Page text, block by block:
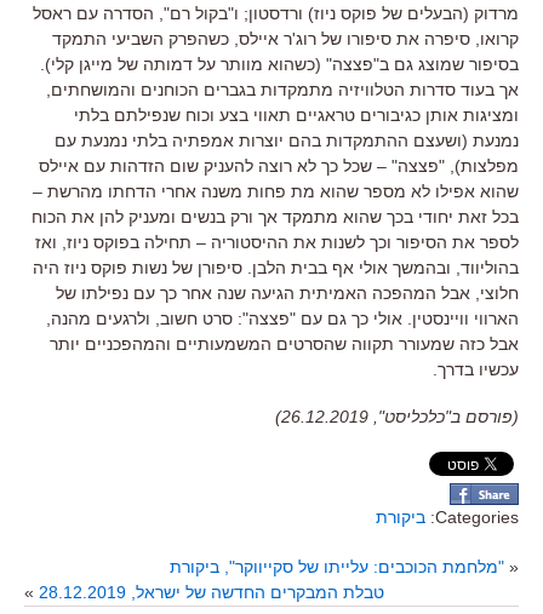
מרדוק (הבעלים של פוקס ניוז) ורדסטון; ו"בקול רם", הסדרה עם ראסל
קרואו, סיפרה את סיפורו של רוג'ר איילס, כשהפרק השביעי התמקד
בסיפור שמוצג גם ב"פצצה" (כשהוא מוותר על דמותה של מייגן קלי).
אך בעוד סדרות הטלוויזיה מתמקדות בגברים הכוחנים והמושחתים,
ומציגות אותן כגיבורים טראגיים תאווי בצע וכוח שנפילתם בלתי
נמנעת (ושעצם ההתמקדות בהם יוצרות אמפתיה בלתי נמנעת עם
מפלצות), "פצצה" – שכל כך לא רוצה להעניק שום הזדהות עם איילס
שהוא אפילו לא מספר שהוא מת פחות משנה אחרי הדחתו מהרשת –
בכל זאת יחודי בכך שהוא מתמקד אך ורק בנשים ומעניק להן את הכוח
לספר את הסיפור וכך לשנות את ההיסטוריה – תחילה בפוקס ניוז, ואז
בהוליווד, ובהמשך אולי אף בבית הלבן. סיפורן של נשות פוקס ניוז היה
חלוצי, אבל המהפכה האמיתית הגיעה שנה אחר כך עם נפילתו של
הארווי וויינסטין. אולי כך גם עם "פצצה": סרט חשוב, ולרגעים מהנה,
אבל כזה שמעורר תקווה שהסרטים המשמעותיים והמהפכניים יותר
עכשיו בדרך.
(פורסם ב"כלכליסט", 26.12.2019)
Categories: ביקורת
« "מלחמת הכוכבים: עלייתו של סקייווקר", ביקורת
טבלת המבקרים החדשה של ישראל, 28.12.2019
»